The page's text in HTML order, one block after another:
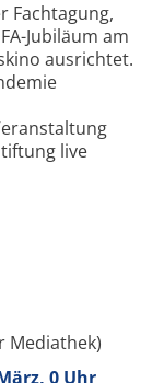
Fachtagung,
Jubiläum am
ausrichtet.
live
Mediathek)
0 Uhr